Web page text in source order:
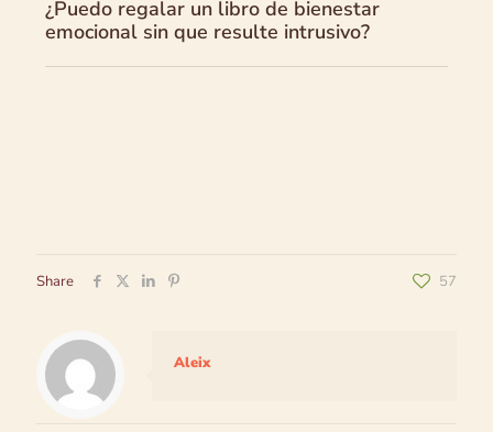
¿Puedo regalar un libro de bienestar
emocional sin que resulte intrusivo?
Share 57
Aleix